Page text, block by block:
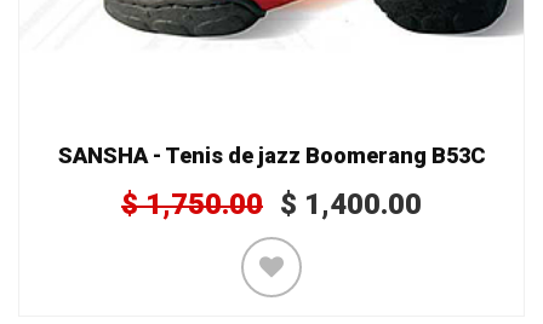
SANSHA - Tenis de jazz Boomerang B53C
$1,750.00 $ 1,400.00